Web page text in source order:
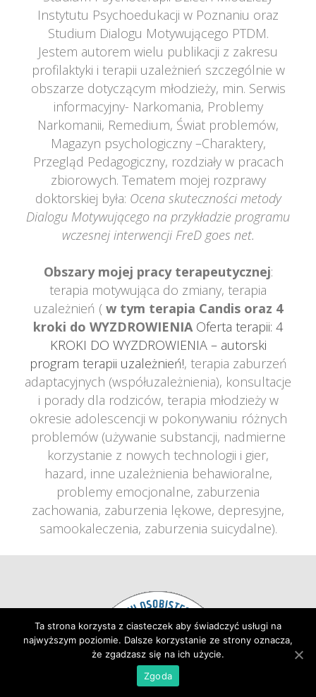
Instytutu Psychoedukacji w Poznaniu oraz
Studium Dialogu Motywującego PTDM.
Jestem autorem wielu publikacji z zakresu
profilaktyki i terapii uzależnień szczególnie w
obszarze dotyczącym młodzieży, min. Serwis
informacyjny- Narkomania, Problemy
Narkomanii, Remedium, Świat problemów,
Magazyn psychologiczny –Charaktery,
Przegląd Pedagogiczny, rozdziały w pracach
zbiorowych. Tematem mojej rozprawy
doktorskiej była: Ocena skuteczności metody
Dialogu Motywującego na przykładzie programu
wczesnej interwencji FreD goes net.
Obszary mojej pracy terapeutycznej:
terapia motywująca do zmiany, terapia
uzależnień ( w tym terapia Candis oraz 4
kroki do WYZDROWIENIA Oferta terapii: 4
KROKI DO WYZDROWIENIA – autorski
program terapii uzależnień!, terapia zaburzeń
adaptacyjnych (współuzależnienia), konsultacje
i porady dla rodziców, terapia młodzieży w
okresie adolescencji w pokonywaniu różnych
problemów (używanie substancji, nadmierne
korzystanie z nowych technologii i gier,
hazard, inne uzależnienia behawioralne,
problemy emocjonalne, zaburzenia
zachowania, zaburzenia lękowe, depresyjne,
amookaleczenia, zaburzenia suicydalne).
Ta strona korzysta z ciasteczek aby świadczyć usługi na
najwyższym poziomie. Dalsze korzystanie ze strony oznacza,
że zgadzasz się na ich użycie.
Zgoda